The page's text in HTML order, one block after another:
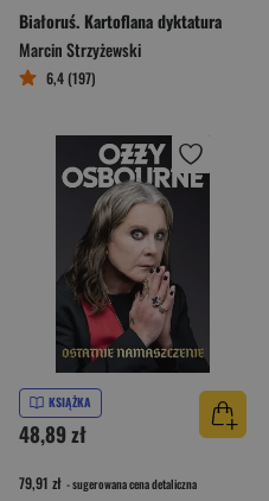
Białoruś. Kartoflana dyktatura
Marcin Strzyżewski
6,4 (197)
KSIĄŻKA
48,89 zł
79,91 zł - sugerowana cena detaliczna